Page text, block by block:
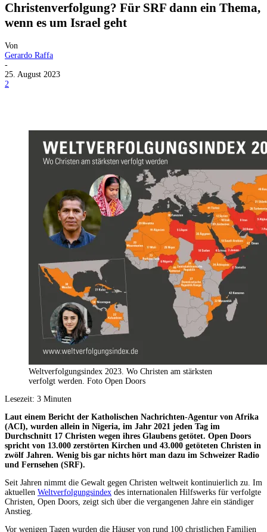
Christenverfolgung? Für SRF dann ein Thema,
wenn es um Israel geht
Von
Gerardo Raffa
-
25. August 2023
2
Weltverfolgungsindex 2023. Wo Christen am stärksten
verfolgt werden. Foto Open Doors
Lesezeit: 3 Minuten
Laut einem Bericht der Katholischen Nachrichten-Agentur von Afrika
(ACI), wurden allein in Nigeria, im Jahr 2021 jeden Tag im
Durchschnitt 17 Christen wegen ihres Glaubens getötet. Open Doors
spricht von 13.000 zerstörten Kirchen und 43.000 getöteten Christen in
zwölf Jahren. Wenig bis gar nichts hört man dazu im Schweizer Radio
und Fernsehen (SRF).
Seit Jahren nimmt die Gewalt gegen Christen weltweit kontinuierlich zu. Im
aktuellen Weltverfolgungsindex des internationalen Hilfswerks für verfolgte
Christen, Open Doors, zeigt sich über die vergangenen Jahre ein ständiger
Anstieg.
Vor wenigen Tagen wurden die Häuser von rund 100 christlichen Familien